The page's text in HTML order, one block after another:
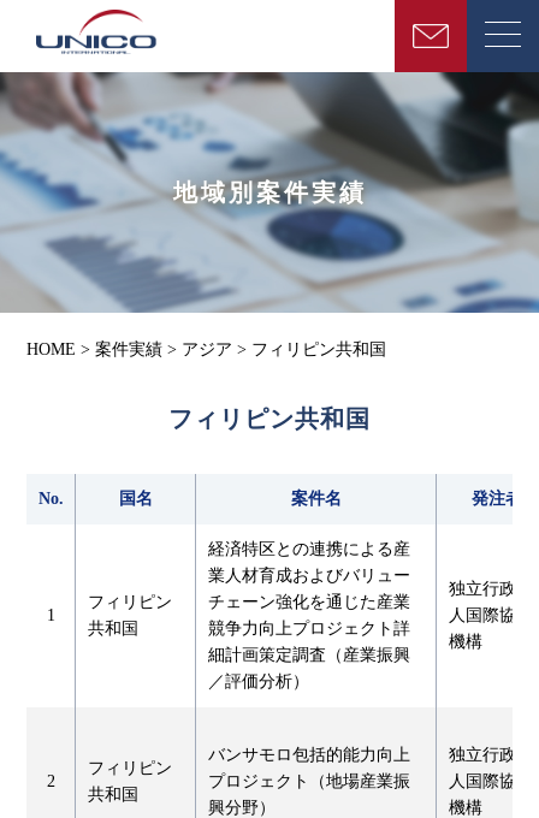
地域別案件実績
HOME >案件実績 > アジア > フィリピン共和国
フィリピン共和国
No. 国名 案件名 発注者
1
フィリピン
共和国
経済特区との連携による産
業人材育成およびバリュー
チェーン強化を通じた産業
競争力向上プロジェクト詳
細計画策定調査（産業振興
／評価分析）
独立行政法
人国際協力
機構
2
フィリピン
共和国
バンサモロ包括的能力向上
プロジェクト（地場産業振
興分野）
独立行政法
人国際協力
機構